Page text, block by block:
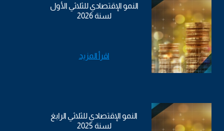
النمو الإقتصادي للثلاثي الأول
لسنة 2026
اقرأ المزيد
النمو الإقتصادي للثلاثي الرابغ
لسنة 2025